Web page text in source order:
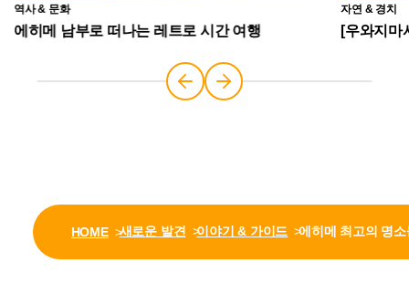
역사 & 문화
에히메 남부로 떠나는 레트로 시간 여행
자연 & 경치
[우와지마
HOME 새로운 발견 이야기 & 가이드 에히메 최고의 명